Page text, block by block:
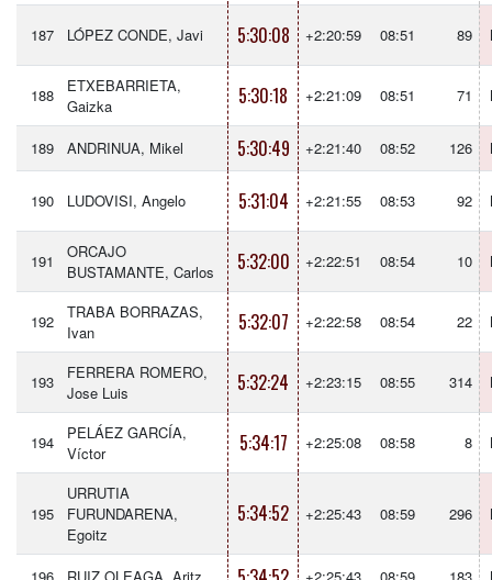
187 LÓPEZ CONDE, Javi 5:30:08 +2:20:59 08:51 89
188
ETXEBARRIETA,
Gaizka
5:30:18 +2:21:09 08:51 71
189 ANDRINUA, Mikel 5:30:49 +2:21:40 08:52 126
190 LUDOVISI, Angelo 5:31:04 +2:21:55 08:53 92
191
ORCAJO
BUSTAMANTE, Carlos
5:32:00 +2:22:51 08:54 10
192
TRABA BORRAZAS,
Ivan
5:32:07 +2:22:58 08:54 22
193
FERRERA ROMERO,
Jose Luis
5:32:24 +2:23:15 08:55 314
194
PELÁEZ GARCÍA,
Víctor
5:34:17 +2:25:08 08:58 8
195
URRUTIA
FURUNDARENA,
Egoitz
5:34:52 +2:25:43 08:59 296